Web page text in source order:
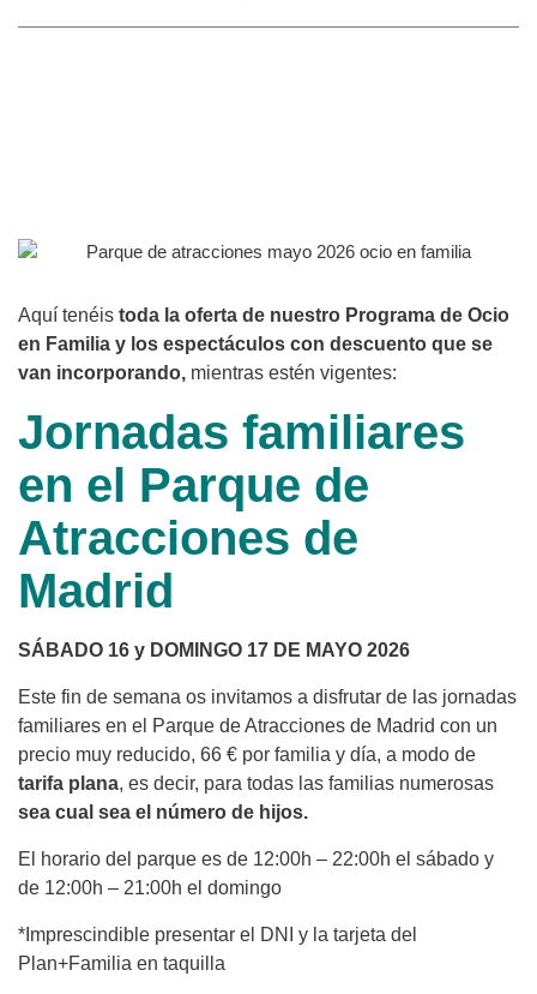
Aquí tenéis toda la oferta de nuestro Programa de Ocio
en Familia y los espectáculos con descuento que se
van incorporando, mientras estén vigentes:
Jornadas familiares
en el Parque de
Atracciones de
Madrid
SÁBADO 16 y DOMINGO 17 DE MAYO 2026
Este fin de semana os invitamos a disfrutar de las jornadas
familiares en el Parque de Atracciones de Madrid con un
precio muy reducido, 66 € por familia y día, a modo de
tarifa plana, es decir, para todas las familias numerosas
sea cual sea el número de hijos.
El horario del parque es de 12:00h – 22:00h el sábado y
de 12:00h – 21:00h el domingo
*Imprescindible presentar el DNI y la tarjeta del
Plan+Familia en taquilla